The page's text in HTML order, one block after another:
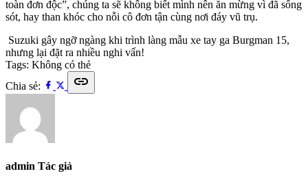
toàn đơn độc”, chúng ta sẽ không biết mình nên ăn mừng vì đã sống
sót, hay than khóc cho nỗi cô đơn tận cùng nơi đáy vũ trụ.
Suzuki gây ngỡ ngàng khi trình làng mẫu xe tay ga Burgman 15,
nhưng lại đặt ra nhiều nghi vấn!
Tags: Không có thẻ
Chia sẻ:
link
admin Tác giả